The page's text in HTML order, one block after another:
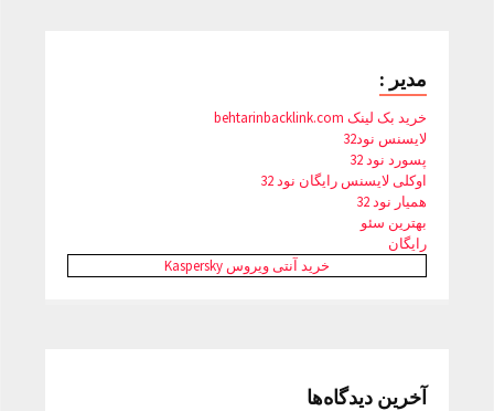
مدیر :
خرید بک لینک behtarinbacklink.com
لایسنس نود32
پسورد نود 32
اوکلی لایسنس رایگان نود 32
همیار نود 32
بهترین سئو
رایگان
خرید آنتی ویروس Kaspersky
آخرین دیدگاه‌ها